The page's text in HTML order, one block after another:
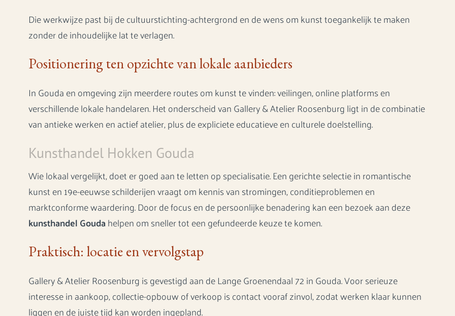
Die werkwijze past bij de cultuurstichting-achtergrond en de wens om kunst toegankelijk te maken
zonder de inhoudelijke lat te verlagen.
Positionering ten opzichte van lokale aanbieders
In Gouda en omgeving zijn meerdere routes om kunst te vinden: veilingen, online platforms en
verschillende lokale handelaren. Het onderscheid van Gallery & Atelier Roosenburg ligt in de combinatie
van antieke werken en actief atelier, plus de expliciete educatieve en culturele doelstelling.
Kunsthandel Hokken Gouda
Wie lokaal vergelijkt, doet er goed aan te letten op specialisatie. Een gerichte selectie in romantische
kunst en 19e-eeuwse schilderijen vraagt om kennis van stromingen, conditieproblemen en
marktconforme waardering. Door de focus en de persoonlijke benadering kan een bezoek aan deze
kunsthandel Goudahelpen om sneller tot een gefundeerde keuze te komen.
Praktisch: locatie en vervolgstap
Gallery & Atelier Roosenburg is gevestigd aan de Lange Groenendaal 72 in Gouda. Voor serieuze
interesse in aankoop, collectie-opbouw of verkoop is contact vooraf zinvol, zodat werken klaar kunnen
liggen en de juiste tijd kan worden ingepland.